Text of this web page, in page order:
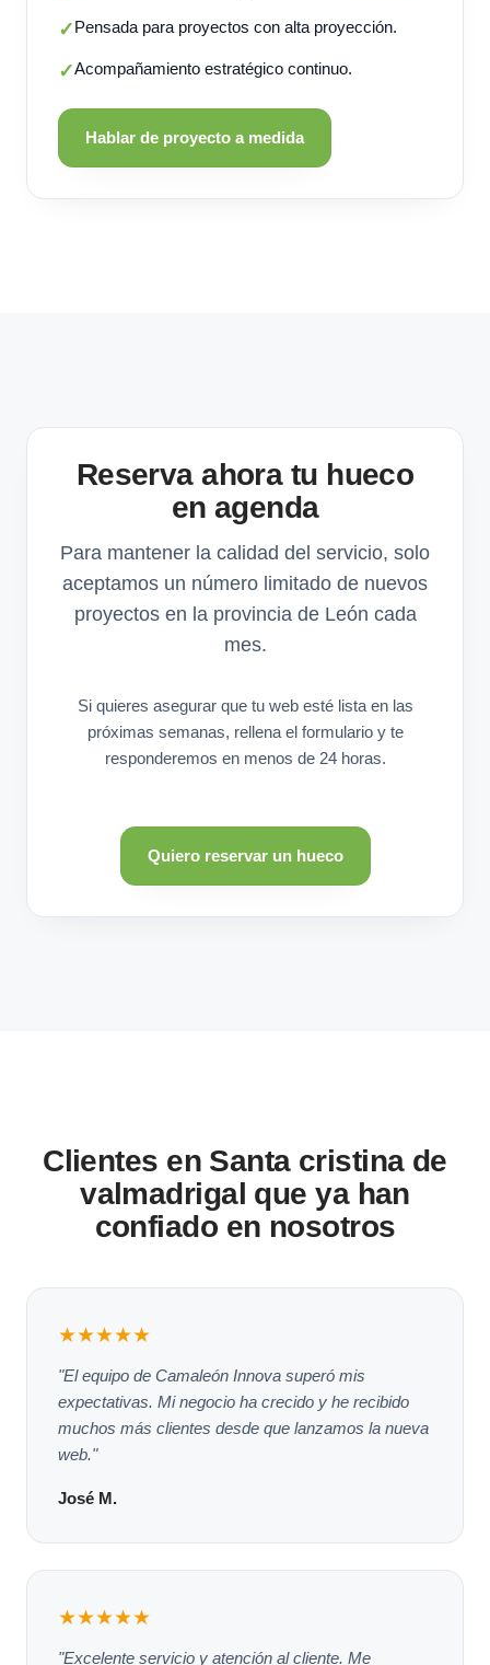
✓Pensada para proyectos con alta proyección.
✓Acompañamiento estratégico continuo.
Hablar de proyecto a medida
Reserva ahora tu hueco
en agenda
Para mantener la calidad del servicio, solo
aceptamos un número limitado de nuevos
proyectos en la provincia de León cada
mes.
Si quieres asegurar que tu web esté lista en las
próximas semanas, rellena el formulario y te
responderemos en menos de 24 horas.
Quiero reservar un hueco
Clientes en Santa cristina de
valmadrigal que ya han
confiado en nosotros
★★★★★
"El equipo de Camaleón Innova superó mis
expectativas. Mi negocio ha crecido y he recibido
muchos más clientes desde que lanzamos la nueva
web."
José M.
★★★★★
"Excelente servicio y atención al cliente. Me